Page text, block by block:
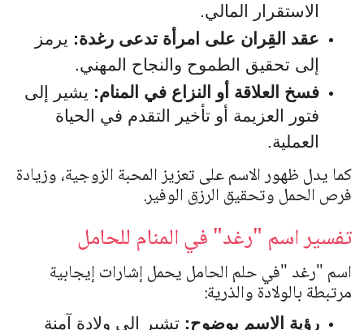
الاستقرار المالي.
عقد القِران على امرأة تدعى رغدة: يرمز
إلى تحقيق الطموح والنجاح المهني.
فسخ العلاقة أو النزاع في المنام: يشير إلى
فتور العزيمة أو تأخير التقدم في الحياة
العملية.
كما يدل ظهور الاسم على تعزيز المحبة الزوجية، وزيادة
فرص الحمل وتحقيق الرزق الوفير.
تفسير اسم "رغد" في المنام للحامل
اسم"رغد"في حلم الحامل يحمل إشارات إيجابية
مرتبطة بالولادة والذرية:
رؤية الاسم بوضوح: تشير إلى ولادة آمنة